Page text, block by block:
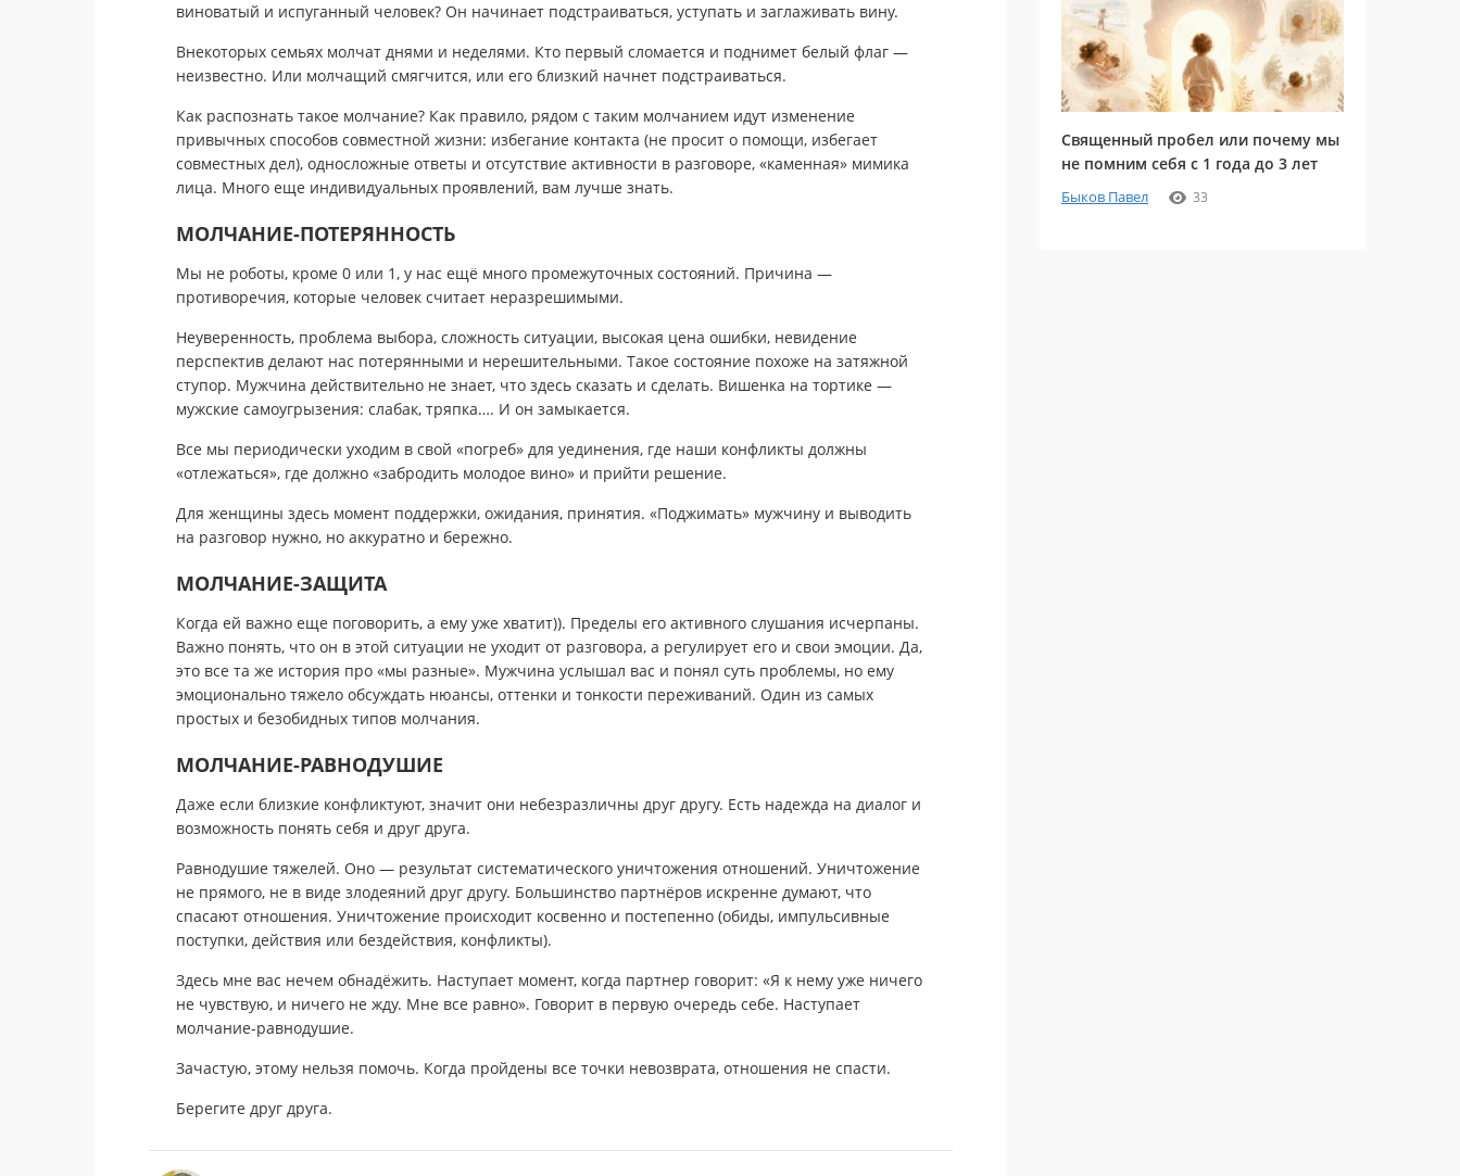
виноватый и испуганный человек? Он начинает подстраиваться, уступать и заглаживать вину.
Внекоторых семьях молчат днями и неделями. Кто первый сломается и поднимет белый флаг —
неизвестно. Или молчащий смягчится, или его близкий начнет подстраиваться.
Как распознать такое молчание? Как правило, рядом с таким молчанием идут изменение
привычных способов совместной жизни: избегание контакта (не просит о помощи, избегает
совместных дел), односложные ответы и отсутствие активности в разговоре, «каменная» мимика
лица. Много еще индивидуальных проявлений, вам лучше знать.
МОЛЧАНИЕ-ПОТЕРЯННОСТЬ
Мы не роботы, кроме 0 или 1, у нас ещё много промежуточных состояний. Причина —
противоречия, которые человек считает неразрешимыми.
Неуверенность, проблема выбора, сложность ситуации, высокая цена ошибки, невидение
перспектив делают нас потерянными и нерешительными. Такое состояние похоже на затяжной
ступор. Мужчина действительно не знает, что здесь сказать и сделать. Вишенка на тортике —
мужские самоугрызения: слабак, тряпка…. И он замыкается.
Все мы периодически уходим в свой «погреб» для уединения, где наши конфликты должны
«отлежаться», где должно «забродить молодое вино» и прийти решение.
Для женщины здесь момент поддержки, ожидания, принятия. «Поджимать» мужчину и выводить
на разговор нужно, но аккуратно и бережно.
МОЛЧАНИЕ-ЗАЩИТА
Когда ей важно еще поговорить, а ему уже хватит)). Пределы его активного слушания исчерпаны.
Важно понять, что он в этой ситуации не уходит от разговора, а регулирует его и свои эмоции. Да,
это все та же история про «мы разные». Мужчина услышал вас и понял суть проблемы, но ему
эмоционально тяжело обсуждать нюансы, оттенки и тонкости переживаний. Один из самых
простых и безобидных типов молчания.
МОЛЧАНИЕ-РАВНОДУШИЕ
Даже если близкие конфликтуют, значит они небезразличны друг другу. Есть надежда на диалог и
возможность понять себя и друг друга.
Равнодушие тяжелей. Оно — результат систематического уничтожения отношений. Уничтожение
не прямого, не в виде злодеяний друг другу. Большинство партнёров искренне думают, что
спасают отношения. Уничтожение происходит косвенно и постепенно (обиды, импульсивные
поступки, действия или бездействия, конфликты).
Здесь мне вас нечем обнадёжить. Наступает момент, когда партнер говорит: «Я к нему уже ничего
не чувствую, и ничего не жду. Мне все равно». Говорит в первую очередь себе. Наступает
молчание-равнодушие.
Зачастую, этому нельзя помочь. Когда пройдены все точки невозврата, отношения не спасти.
Берегите друг друга.
Священный пробел или почему мы
не помним себя с 1 года до 3 лет
Быков Павел 33